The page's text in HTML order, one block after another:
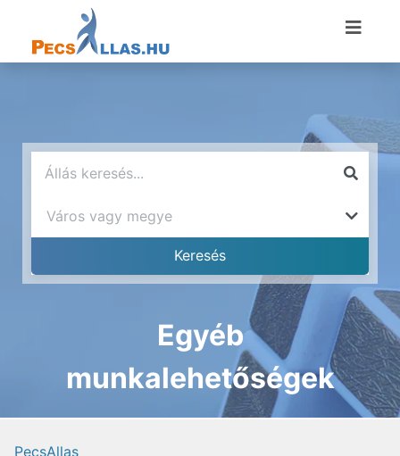
Egyéb
munkalehetőségek
PecsAllas